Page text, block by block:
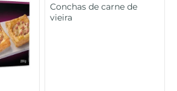
Conchas de carne de
vieira